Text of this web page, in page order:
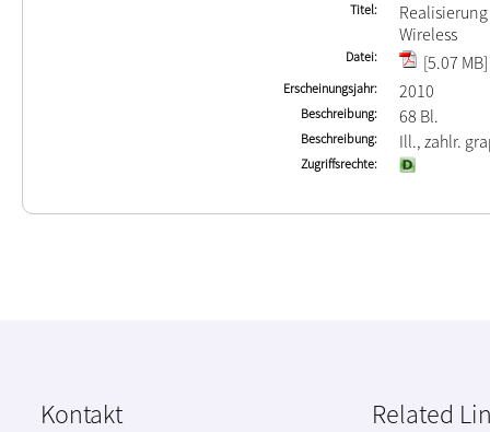
Titel
Wireless
Datei [5.07 MB]
Erscheinungsjahr 2010
Beschreibung 68 Bl.
Beschreibung Ill., zahlr.
Zugriffsrechte
Kontakt Related